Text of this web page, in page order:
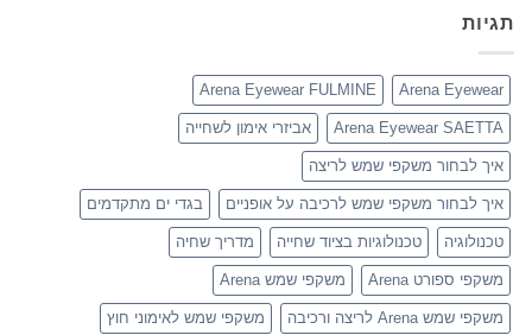
תגיות
Arena Eyewear
Arena Eyewear FULMINE
Arena Eyewear SAETTA אביזרי אימון לשחייה
איך לבחור משקפי שמש לריצה
איך לבחור משקפי שמש לרכיבה על אופניים בגדי ים מתקדמים
טכנולוגיה טכנולוגיות בציוד שחייה מדריך שחיה
משקפי ספורט Arena משקפי שמש Arena
משקפי שמש Arena לריצה ורכיבה משקפי שמש לאימוני חוץ